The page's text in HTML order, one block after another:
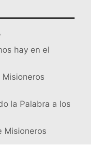
hay en el
la Palabra a los
Misioneros